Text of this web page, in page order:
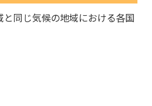
と同じ気候の地域における各国